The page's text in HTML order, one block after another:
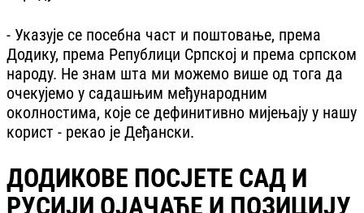
- Указује се посебна част и поштовање, према
Додику, према Републици Српској и према српском
народу. Не знам шта ми можемо више од тога да
очекујемо у садашњим међународним
околностима, које се дефинитивно мијењају у нашу
корист - рекао је Деђански.
ДОДИКОВЕ ПОСЈЕТЕ САД И
РУСИЈИ ОЈАЧАЋЕ И ПОЗИЦИЈУ